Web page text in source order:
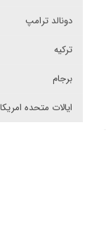
دونالد ترامپ
ترکیه
برجام
ایالات متحده امریکا